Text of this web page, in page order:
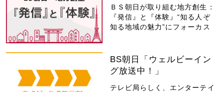
ＢＳ朝日が取り組む地方創生：
『発信』と『体験』“知る人ぞ
知る地域の魅力”にフォーカス
BS朝日「ウェルビーイン
グ放送中！」
テレビ局らしく、エンターテイ